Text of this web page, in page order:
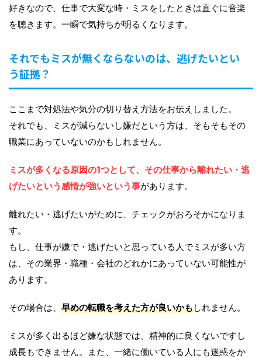
好きなので、仕事で大変な時・ミスをしたときは直ぐに音楽
を聴きます。一瞬で気持ちが明るくなります。
それでもミスが無くならないのは、逃げたいとい
う証拠？
ここまで対処法や気分の切り替え方法をお伝えしました。
それでも、ミスが減らないし嫌だという方は、そもそもその
職業にあっていないのかもしれません。
ミスが多くなる原因の1つとして、その仕事から離れたい・逃
げたいという感情が強いという事があります。
離れたい・逃げたいがために、チェックがおろそかになりま
す。
もし、仕事が嫌で・逃げたいと思っている人でミスが多い方
は、その業界・職種・会社のどれかにあっていない可能性が
あります。
その場合は、 早めの転職を考えた方が良いかもしれません。
ミスが多く出るほど嫌な状態では、精神的に良くないですし
成長もできません。また、一緒に働いている人にも迷惑をか